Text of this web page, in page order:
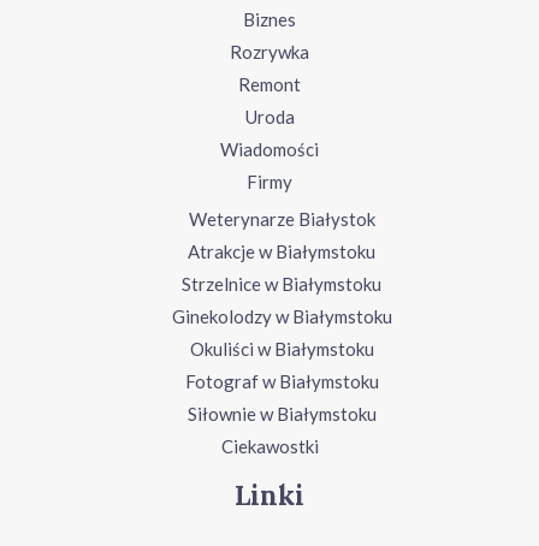
Biznes
Rozrywka
Remont
Uroda
Wiadomości
Firmy
Weterynarze Białystok
Atrakcje w Białymstoku
Strzelnice w Białymstoku
Ginekolodzy w Białymstoku
Okuliści w Białymstoku
Fotograf w Białymstoku
Siłownie w Białymstoku
Ciekawostki
Linki